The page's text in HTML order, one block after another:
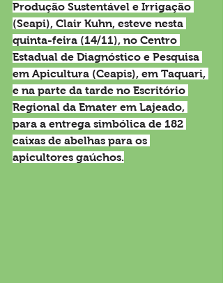
Produção Sustentável e Irrigação
(Seapi), Clair Kuhn, esteve nesta
quinta-feira (14/11), no Centro
Estadual de Diagnóstico e Pesquisa
em Apicultura (Ceapis), em Taquari,
e na parte da tarde no Escritório
Regional da Emater em Lajeado,
para a entrega simbólica de 182
caixas de abelhas para os
apicultores gaúchos.